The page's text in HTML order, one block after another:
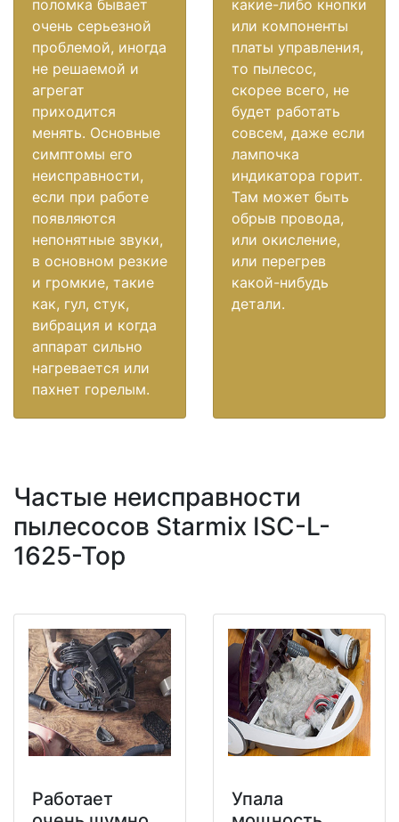
поломка бывает
очень серьезной
проблемой, иногда
не решаемой и
агрегат
приходится
менять. Основные
симптомы его
неисправности,
если при работе
появляются
непонятные звуки,
в основном резкие
и громкие, такие
как, гул, стук,
вибрация и когда
аппарат сильно
нагревается или
пахнет горелым.
какие-либо кнопки
или компоненты
платы управления,
то пылесос,
скорее всего, не
будет работать
совсем, даже если
лампочка
индикатора горит.
Там может быть
обрыв провода,
или окисление,
или перегрев
какой-нибудь
детали.
Частые неисправности
пылесосов Starmix ISC-L-
1625-Top
Работает
Упала